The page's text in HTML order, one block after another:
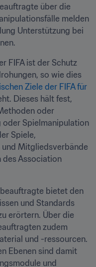
über die
melden
Unterstützung bei
FIFA ist der Schutz
so wie dies
Ziele der FIFA für
Dieses hält fest,
oder
oder Spielmanipulation
Spiele,
Mitgliedsverbände
des Association
bietet den
und Standards
erörtern. Über die
zudem
und -ressourcen.
Ebenen sind damit
und